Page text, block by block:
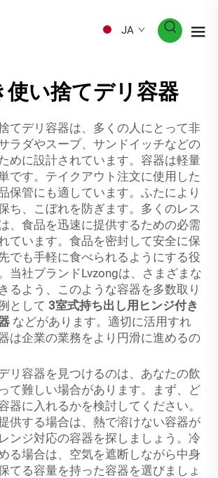
JA
使い捨てデリ容器
てデリ容器は、多くの人にとって非
ラダやスープ、サンドイッチなどの
めに設計されています。容器は軽量
です。テイクアウト注文に使用した
保管にも適しています。ふたにより
ち、こぼれを防ぎます。多くのレス
、食品を迅速に提供するための必需
ています。食品を密封して安全に保
でも手軽に食べられるようにする役
当社ブランドLvzongは、さまざまな
るよう、このような容器を多数取り
として 3室式持ち出し用ヒンジ付き
などがあります。適切に活用すれ
は企業の業務をより円滑に進めるの
リ容器を見つけるのは、あなたの飲
て難しい場合があります。まず、ど
器に入れるかを検討してください。
供する場合は、熱で溶けない容器が
ンジ対応の容器を探しましょう。冷
る場合は、空気を遮断しながら中身
てる容量を持った容器を選びましょ